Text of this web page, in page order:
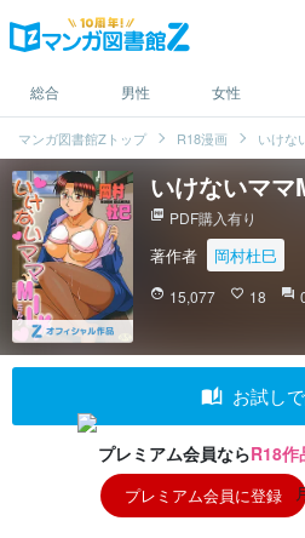
総合 男性 女性
マンガ図書館Zトップ R18漫画 いけな
いけないマ
picture_as_pdf PDF購入有り
著作者 岡村杜巳
face 15,077 favorite_border 18 question_answer
auto_stories お試し
プレミアム会員ならR18作
プレミアム会員に登録